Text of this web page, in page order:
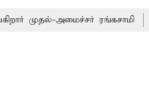
அமைச்சர் ரங்கசாமி